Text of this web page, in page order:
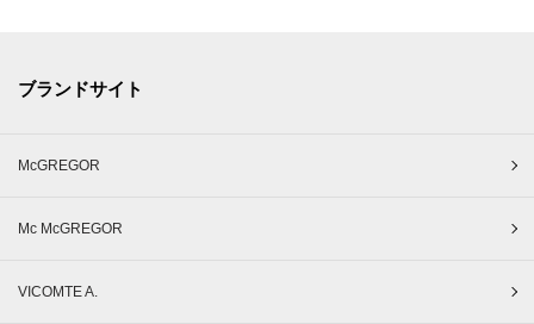
ブランドサイト
McGREGOR
Mc McGREGOR
VICOMTE A.